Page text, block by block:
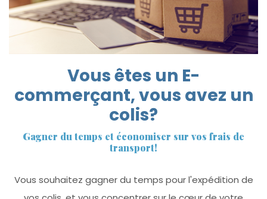
Vous êtes un E-
commerçant, vous avez un
colis?
Gagner du temps et économiser sur vos frais de
transport!
Vous souhaitez gagner du temps pour l'expédition de